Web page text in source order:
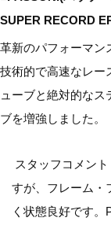
SUPER RECORD
革新のパフォーマン
技術的で高速なレー
ューブと絶対的な
ブを増強しました。
スタッフコメン
すが、フレーム・
く状態良好です